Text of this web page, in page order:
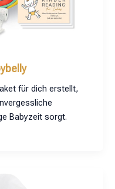
für dich erstellt,
Babyzeit sorgt.